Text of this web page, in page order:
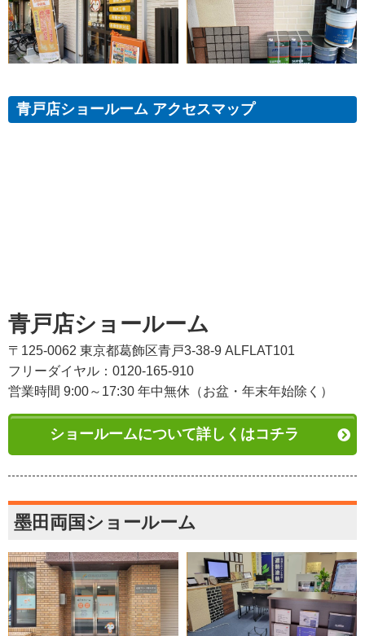
青戸店ショールーム アクセスマップ
青戸店ショールーム
〒125-0062 東京都葛飾区青戸3-38-9 ALFLAT101
フリーダイヤル：0120-165-910
営業時間 9:00～17:30 年中無休（お盆・年末年始除く）
ショールームについて詳しくはコチラ
墨田両国ショールーム